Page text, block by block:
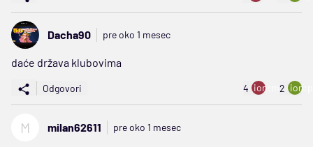
Dacha90 pre oko 1 mesec
daće država klubovima
Odgovori 4 ion:minus
2
M milan62611 pre oko 1 mesec